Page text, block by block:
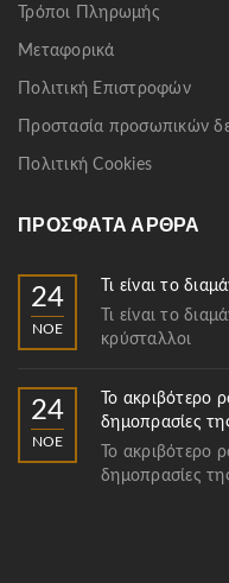
Τρόποι Πληρωμής
Μεταφορικά
Πολιτική Επιστροφών
Προστασία προσωπικών
Πολιτική Cookies
ΠΡΌΣΦΑΤΑ ΆΡΘΡΑ
24
ΝΟΈ
Τι είναι το
Τι είναι το
κρύσταλλοι
24
ΝΟΈ
Το ακριβότερο
δημοπρασίες
Το ακριβότερο
δημοπρασίες